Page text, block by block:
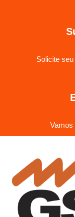
Solicite
Vamos